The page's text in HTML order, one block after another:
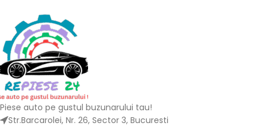
Piese auto pe gustul buzunarului tau!
Str.Barcarolei, Nr. 26, Sector 3, Bucuresti